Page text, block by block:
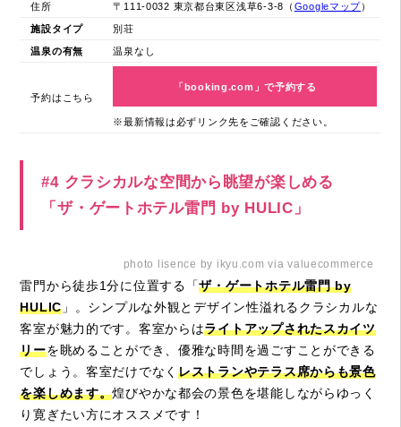
住所 〒111-0032 東京都台東区浅草6-3-8（Googleマップ）
施設タイプ 別荘
温泉の有無 温泉なし
予約はこちら
「booking.com」で予約する
※最新情報は必ずリンク先をご確認ください。
#4 クラシカルな空間から眺望が楽しめる
「ザ・ゲートホテル雷門 by HULIC」
photo lisence by ikyu.com via valuecommerce
雷門から徒歩1分に位置する「ザ・ゲートホテル雷門 by
HULIC 」。シンプルな外観とデザイン性溢れるクラシカルな
客室が魅力的です。客室からはライトアップされたスカイツ
リーを眺めることができ、優雅な時間を過ごすことができる
でしょう。客室だけでなくレストランやテラス席からも景色
を楽しめます。煌びやかな都会の景色を堪能しながらゆっく
り寛ぎたい方にオススメです！